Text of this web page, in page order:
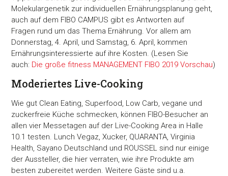
Molekulargenetik zur individuellen Ernährungsplanung geht,
auch auf dem FIBO CAMPUS gibt es Antworten auf
Fragen rund um das Thema Ernährung. Vor allem am
Donnerstag, 4. April, und Samstag, 6. April, kommen
Ernährungsinteressierte auf ihre Kosten. (Lesen Sie
auch: Die große fitness MANAGEMENT FIBO 2019 Vorschau)
Moderiertes Live-Cooking
Wie gut Clean Eating, Superfood, Low Carb, vegane und
zuckerfreie Küche schmecken, können FIBO-Besucher an
allen vier Messetagen auf der Live-Cooking Area in Halle
10.1 testen. Lunch Vegaz, Xucker, QUARANTA, Virginia
Health, Sayano Deutschland und ROUSSEL sind nur einige
der Aussteller, die hier verraten, wie ihre Produkte am
besten zubereitet werden. Weitere Gäste sind u.a.